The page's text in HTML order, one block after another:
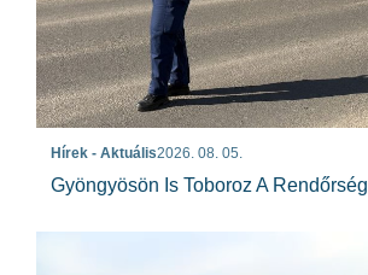
Hírek - Aktuális2026. 08. 05.
Gyöngyösön Is Toboroz A Rendőrség